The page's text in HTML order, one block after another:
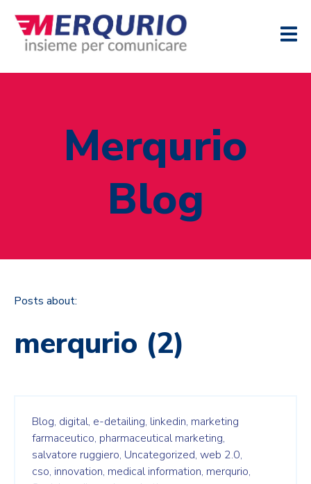
Merqurio
Blog
Posts about:
merqurio (2)
Blog, digital, e-detailing, linkedin, marketing
farmaceutico, pharmaceutical marketing,
salvatore ruggiero, Uncategorized, web 2.0,
cso, innovation, medical information, merqurio,